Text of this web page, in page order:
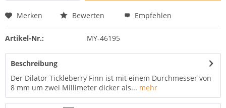
Merken Bewerten Empfehlen
Artikel-Nr.: MY-46195
Beschreibung
Der Dilator Tickleberry Finn ist mit einem Durchmesser von
8 mm um zwei Millimeter dicker als... mehr